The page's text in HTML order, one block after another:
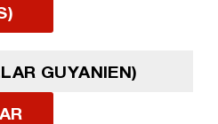
GUYANIEN)